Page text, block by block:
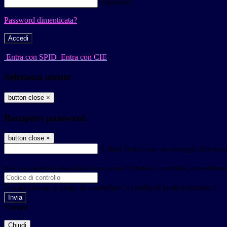
Password
Password dimenticata?
-
Entra con SPID Entra con CIE
Seleziona utente
button close ×
Recupero password
button close ×
E-mail Verrà inviato un messaggio
Non hai una e-mail associata al nome utente? Effettua il reset della password
E-mail inviata, si prega di controllare la casella di posta elettronica!
Errore
Chiudi